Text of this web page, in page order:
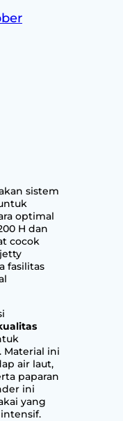
sistem
optimal
H dan
cocok
fasilitas
ini
air laut,
paparan
ini
yang